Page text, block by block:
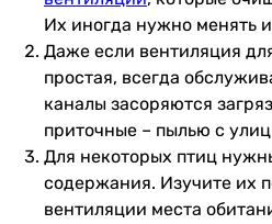
Их иногда нужно менять
Даже если вентиляция
простая, всегда
каналы засоряются
приточные – пылью с
Для некоторых птиц
содержания. Изучите их
вентиляции места